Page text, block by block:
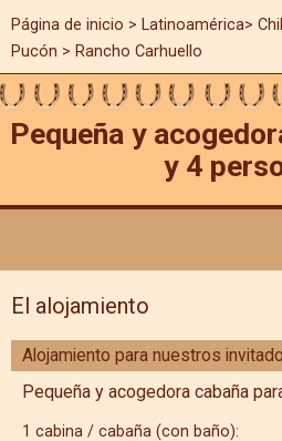
Página de inicio > Latinoamérica>
Pucón > Rancho Carhuello
Pequeña y
y 4
El alojamiento
Alojamiento para nuestros
Pequeña y acogedora cabaña
1 cabina / cabaña (con baño):